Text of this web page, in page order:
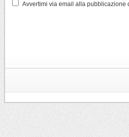
Avvertimi via email alla pubblicazione